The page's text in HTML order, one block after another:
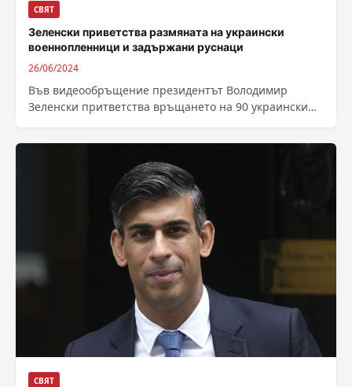
СВЯТ
Зеленски приветства размяната на украински
военнопленници и задържани руснаци
26/06/2024
Във видеообръщение президентът Володимир
Зеленски притветства връщането на 90 украински
задържани руснаци, като...
СВЯТ